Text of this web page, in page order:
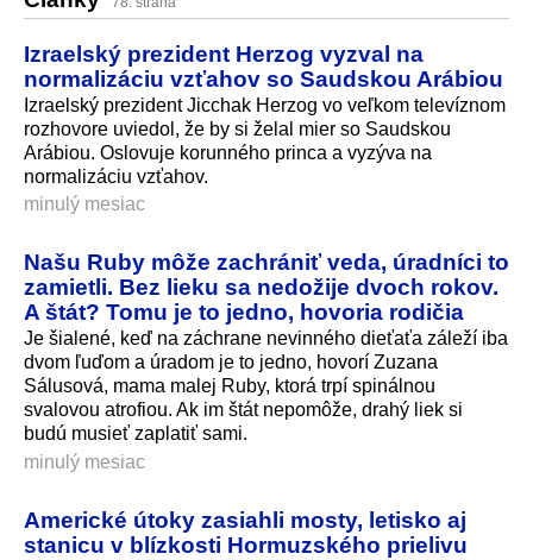
Izraelský prezident Herzog vyzval na
normalizáciu vzťahov so Saudskou Arábiou
Izraelský prezident Jicchak Herzog vo veľkom televíznom
rozhovore uviedol, že by si želal mier so Saudskou
Arábiou. Oslovuje korunného princa a vyzýva na
normalizáciu vzťahov.
minulý mesiac
Našu Ruby môže zachrániť veda, úradníci to
zamietli. Bez lieku sa nedožije dvoch rokov.
A štát? Tomu je to jedno, hovoria rodičia
Je šialené, keď na záchrane nevinného dieťaťa záleží iba
dvom ľuďom a úradom je to jedno, hovorí Zuzana
Sálusová, mama malej Ruby, ktorá trpí spinálnou
svalovou atrofiou. Ak im štát nepomôže, drahý liek si
budú musieť zaplatiť sami.
minulý mesiac
Americké útoky zasiahli mosty, letisko aj
stanicu v blízkosti Hormuzského prielivu